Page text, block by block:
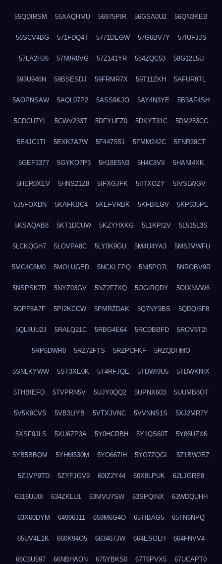
55QDIRSM 55XAQHMU 56975PIR 56GSA0U2 56QN3KEB
56SCV4BG 571FDQ4T 5771DEGW 57G6BV7Y 57IUFJJS
57LA2HJ6 57N9R0VG 57Z141YR 584ZQC53 58G12L5U
595U946N 59BSESDJ 59FRMR7X 59T11ZKH 5AFUR9TL
5AOPNSAW 5AQL07P2 5ASS9KJO 5AY4N3YE 5B3AF4SH
5CDCU7YL 5CWV233T 5DFYUFZ0 5DKYT31C 5DM253CG
5E4JC1TI 5EXK7A7W 5F447S51 5FMM242C 5FNR39CT
5GEF3377 5GYKO7P3 5H18E5N3 5H4C8VII 5HANI4XK
5HER0XEV 5HNS21Z8 5IFXGJFK 5IITXOZY 5IVSLWGV
5J5FOXDN 5KAFKBC4 5KEFVRBK 5KFBILGV 5KP635PE
5KSAQAB8 5KT1DCUW 5KZYHXKG 5L1KPI2V 5L515L3S
5LCKQGH7 5LOVPA8C 5LY0K9GU 5M4U4YA3 5M8JMWFU
5MC4C6M0 5MOLUGED 5NCKLFPQ 5NI5PO7L 5NROBV9R
5NSPSK7R 5NYZ03GV 5NZ2F7XQ 5OGIRQDY 5OIXNVW6
5OPF8A7F 5PI2KCCW 5PMRZDAK 5Q7NY9BS 5QDQI5F8
5QL8UU2J 5RALQ21C 5RBG4E64 5RCDBBFD 5ROV8T2I
5RP6DWR8 5RZ72FTS 5RZPCFKF 5RZQDHMO
5SNLKYWW 5ST3XE0K 5T4RFJQE 5TDWI9U5 5TDWKNIX
5THBIEFD 5TVPRN5V 5UJY0QQ2 5UPNX603 5UUMB8OT
5V5K9CVS 5VB3LIYB 5VTXJVNC 5VVNNS1S 5XJ2MR7Y
5XSF9JLS 5XU6ZP3A 5Y0HCRBH 5Y1QS60T 5Y86UZX6
5YB5BBQM 5YHM530M 5YO667IH 5YO7ZQGL 5Z1BWJEZ
5Z1VP9TD 5ZYFJGV9 60IZ2Y44 60X8LPUK 62LJGRE8
6316UU0I 634ZKLU1 63MVU7SW 63SPQINX 63WDQUHH
63X60DYM 64996J11 659M6G4O 65TIBAG5 65TN6NPQ
65UV4E1K 660K94O5 663467JW 664ESOLH 664FNVV4
66C6U597 66NBHAON 675YBKS0 67T6PVX5 67UCAPT0